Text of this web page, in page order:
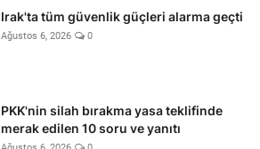
Irak'ta tüm güvenlik güçleri alarma geçti
Ağustos 6, 2026 0
PKK'nin silah bırakma yasa teklifinde
merak edilen 10 soru ve yanıtı